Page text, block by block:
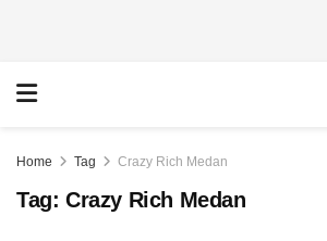
Home Tag Crazy Rich Medan
Tag: Crazy Rich Medan